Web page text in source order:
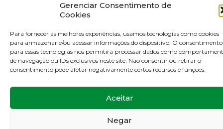
Gerenciar Consentimento de
Cookies
Para fornecer as melhores experiências, usamos tecnologias como cookies
para armazenar e/ou acessar informações do dispositivo. O consentimento
para essas tecnologias nos permitirá processar dados como
de navegação ou IDs exclusivos neste site. Não consentir ou retirar o
consentimento pode afetar negativamente certos recursos e funções.
Aceitar
Negar